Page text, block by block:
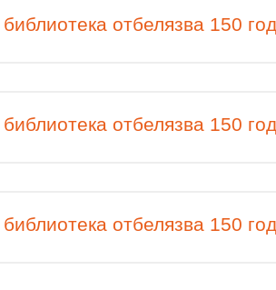
отбелязва 150
отбелязва 150
отбелязва 150